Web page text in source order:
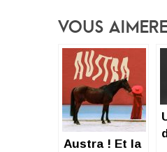
Vous
Austra ! Et la